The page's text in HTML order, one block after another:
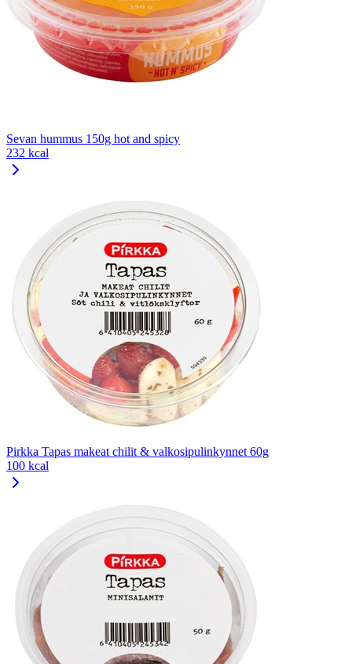
Sevan hummus 150g hot and spicy
232 kcal
Pirkka Tapas makeat chilit & valkosipulinkynnet 60g
100 kcal